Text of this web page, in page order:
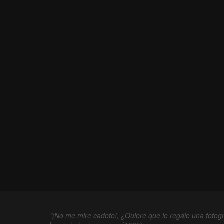
"¡No me mire cadete!, ¿Quiere que le regale una